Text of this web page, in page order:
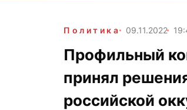
Политика 09.11.2022
Профильный
принял
российской